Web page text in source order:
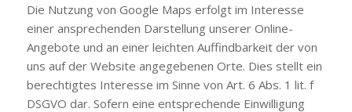
Die Nutzung von Google Maps erfolgt im Interesse
einer ansprechenden Darstellung unserer Online-
Angebote und an einer leichten Auffindbarkeit der von
uns auf der Website angegebenen Orte. Dies stellt ein
berechtigtes Interesse im Sinne von Art. 6 Abs. 1 lit. f
DSGVO dar. Sofern eine entsprechende Einwilligung